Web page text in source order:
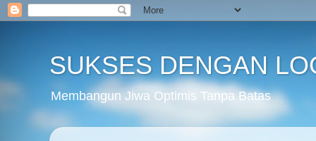
SUKSES DENGAN
Membangun Jiwa Optimis Tanpa Batas